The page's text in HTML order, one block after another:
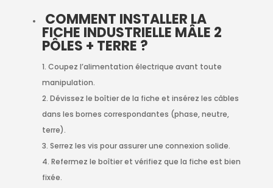
COMMENT INSTALLER LA
FICHE INDUSTRIELLE MÂLE 2
PÔLES + TERRE ?
Coupez l’alimentation électrique avant toute
manipulation.
Dévissez le boîtier de la fiche et insérez les câbles
dans les bornes correspondantes (phase, neutre,
terre).
Serrez les vis pour assurer une connexion solide.
Refermez le boîtier et vérifiez que la fiche est bien
fixée.